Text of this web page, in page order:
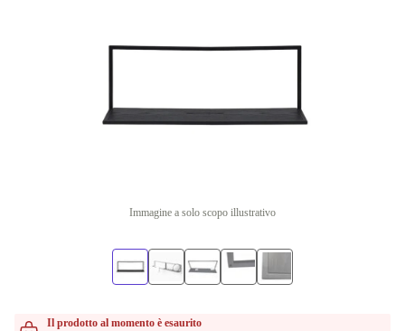
Immagine a solo scopo illustrativo
Il prodotto al momento è esaurito